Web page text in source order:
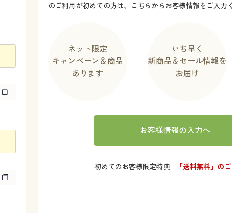
のご利用が初めての方は、こちらからお客様情報をご入力
ネット限定
キャンペーン＆商品
あります
いち早く
新商品＆セール情報を
お届け
お客様情報の入力へ
初めてのお客様限定特典 「送料無料」の